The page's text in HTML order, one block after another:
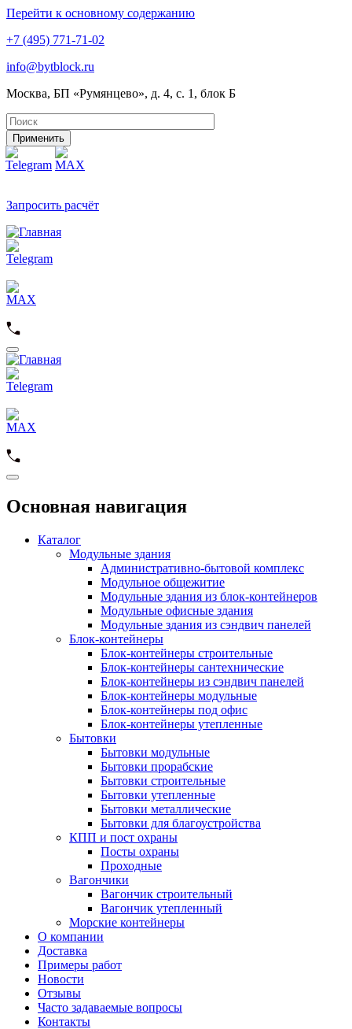
Перейти к основному содержанию
+7 (495) 771-71-02
info@bytblock.ru
Москва, БП «Румянцево», д. 4, с. 1, блок Б
Применить
Запросить расчёт
Основная навигация
Каталог
Модульные здания
Административно-бытовой комплекс
Модульное общежитие
Модульные здания из блок-контейнеров
Модульные офисные здания
Модульные здания из сэндвич панелей
Блок-контейнеры
Блок-контейнеры строительные
Блок-контейнеры сантехнические
Блок-контейнеры из сэндвич панелей
Блок-контейнеры модульные
Блок-контейнеры под офис
Блок-контейнеры утепленные
Бытовки
Бытовки модульные
Бытовки прорабские
Бытовки строительные
Бытовки утепленные
Бытовки металлические
Бытовки для благоустройства
КПП и пост охраны
Посты охраны
Проходные
Вагончики
Вагончик строительный
Вагончик утепленный
Морские контейнеры
О компании
Доставка
Примеры работ
Новости
Отзывы
Часто задаваемые вопросы
Контакты